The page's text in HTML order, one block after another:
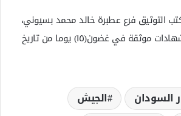
التوثيق فرع عطبرة خالد محمد بسيوني،
على أن يتم استلام الشهادات موثقة في غضون(١٥) يوما من تاريخ
السودان
الجيش